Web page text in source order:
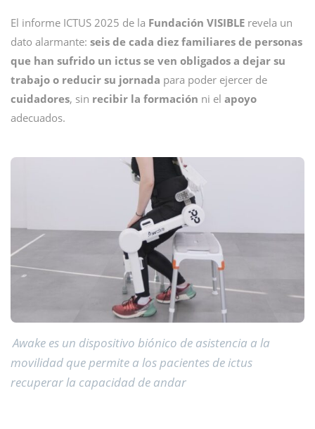
El informe ICTUS 2025 de la Fundación VISIBLE revela un
dato alarmante: seis de cada diez familiares de personas
que han sufrido un ictus se ven obligados a dejar su
trabajo o reducir su jornada para poder ejercer de
cuidadores, sin recibir la formación ni el apoyo
adecuados.
Awake es un dispositivo biónico de asistencia a la
movilidad que permite a los pacientes de ictus
recuperar la capacidad de andar